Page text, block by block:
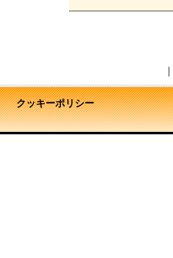
クッキーポリシー